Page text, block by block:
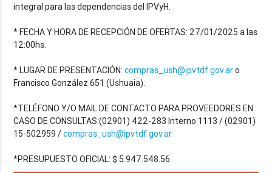
integral para las dependencias del IPVyH.
* FECHA Y HORA DE RECEPCIÓN DE OFERTAS: 27/01/2025 a las
12:00hs.
* LUGAR DE PRESENTACIÓN:compras_ush@ipvtdf.gov.aro
Francisco González 651 (Ushuaia).
*TELÉFONO Y/O MAIL DE CONTACTO PARA PROVEEDORES EN
CASO DE CONSULTAS:(02901) 422-283 Interno 1113 / (02901)
15-502959 /compras_ush@ipvtdf.gov.ar